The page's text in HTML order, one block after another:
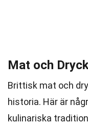
Mat och
Brittisk mat och
historia. Här är
kulinariska